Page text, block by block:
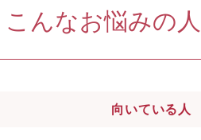
こんなお悩みの
向いている人